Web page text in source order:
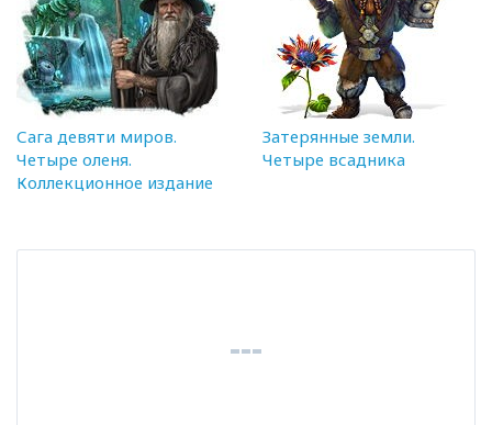
Сага девяти миров.
Четыре оленя.
Коллекционное издание
Затерянные земли.
Четыре всадника